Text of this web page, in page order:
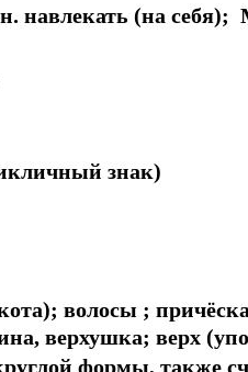
навлекать (на
знак)
волосы ;
верхушка; верх
формы, также